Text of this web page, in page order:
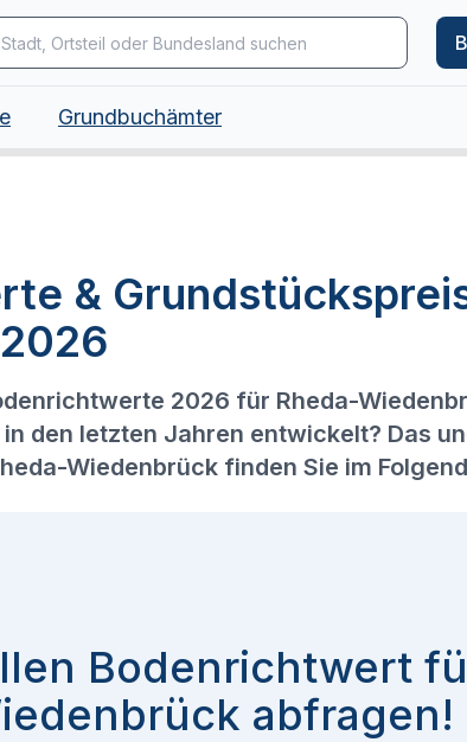
Grundbuchämter
&
2026 für Rheda-
den letzten Jahren entwickelt? Das
Wiedenbrück finden Sie im
Bodenrichtwert
abfragen!